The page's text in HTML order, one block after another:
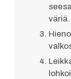
väriä.